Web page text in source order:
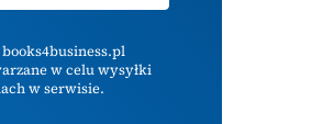
w celu wysyłki
w serwisie.